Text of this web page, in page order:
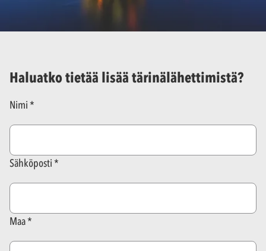
Haluatko tietää lisää tärinälähettimistä?
Nimi
Sähköposti
Maa